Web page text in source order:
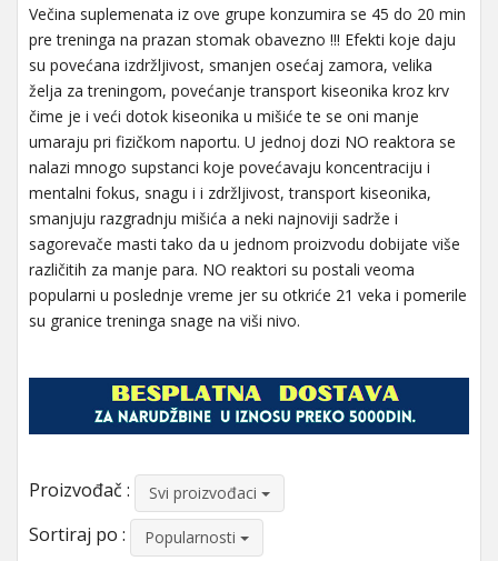
Večina suplemenata iz ove grupe konzumira se 45 do 20 min
pre treninga na prazan stomak obavezno !!! Efekti koje daju
su povećana izdržljivost, smanjen osećaj zamora, velika
želja za treningom, povećanje transport kiseonika kroz krv
čime je i veći dotok kiseonika u mišiće te se oni manje
umaraju pri fizičkom naportu. U jednoj dozi NO reaktora se
nalazi mnogo supstanci koje povećavaju koncentraciju i
mentalni fokus, snagu i i zdržljivost, transport kiseonika,
smanjuju razgradnju mišića a neki najnoviji sadrže i
sagorevače masti tako da u jednom proizvodu dobijate više
različitih za manje para. NO reaktori su postali veoma
popularni u poslednje vreme jer su otkriće 21 veka i pomerile
su granice treninga snage na viši nivo.
Proizvođač : Svi proizvođaci
Sortiraj po : Popularnosti